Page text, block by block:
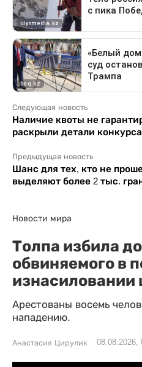
Следующая новость
Наличие квоты не
раскрыли детали конкурса
Предыдущая новость
Шанс для тех, кто не
выделяют более 2 тыс.
Новости мира
Толпа избила
обвиняемого в
Арестованы восемь
нападению.
Анастасия Цирулик 08.08.2026,